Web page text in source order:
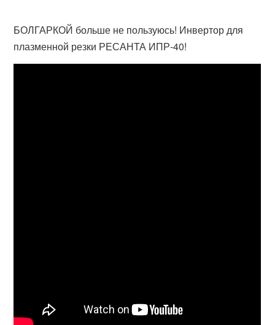
БОЛГАРКОЙ больше не пользуюсь! Инвертор для
плазменной резки РЕСАНТА ИПР-40!